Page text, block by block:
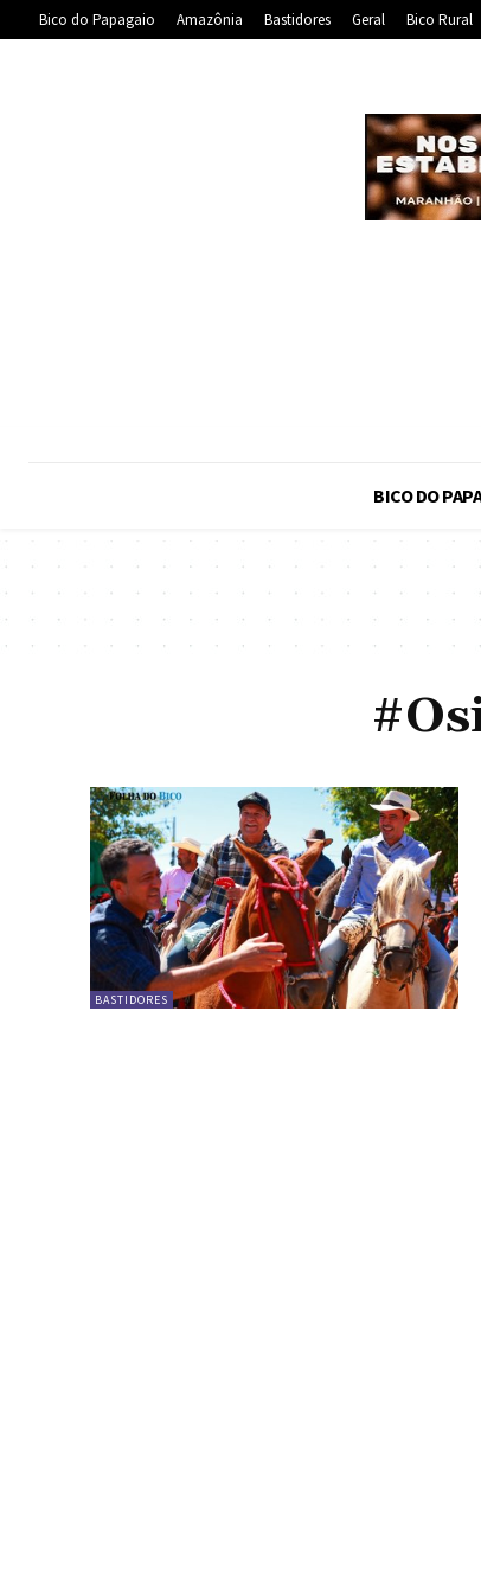
Bico do Papagaio Amazônia Bastidores Geral Bico Rural
BICO DO
BASTIDORES